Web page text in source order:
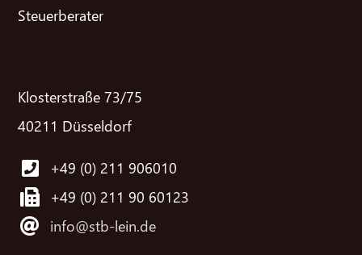
Steuerberater
Klosterstraße 73/75
40211 Düsseldorf
+49 (0) 211 906010
+49 (0) 211 90 60123
info@stb-lein.de